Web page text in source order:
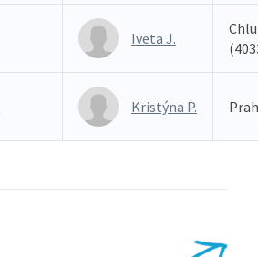
Iveta J.
Kristýna P.